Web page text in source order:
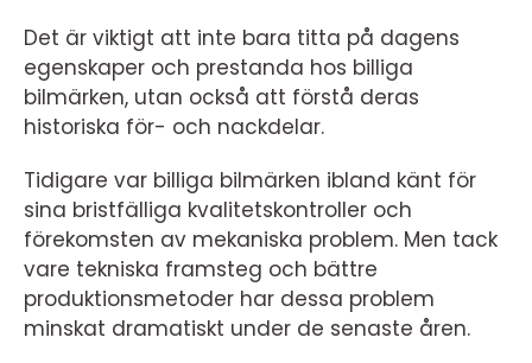
Det är viktigt att inte bara titta på dagens
egenskaper och prestanda hos billiga
bilmärken, utan också att förstå deras
historiska för- och nackdelar.
Tidigare var billiga bilmärken ibland känt för
sina bristfälliga kvalitetskontroller och
förekomsten av mekaniska problem. Men tack
vare tekniska framsteg och bättre
produktionsmetoder har dessa problem
minskat dramatiskt under de senaste åren.